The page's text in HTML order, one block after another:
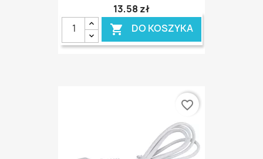
13,58 zł
 DO KOSZYKA
favorite_border